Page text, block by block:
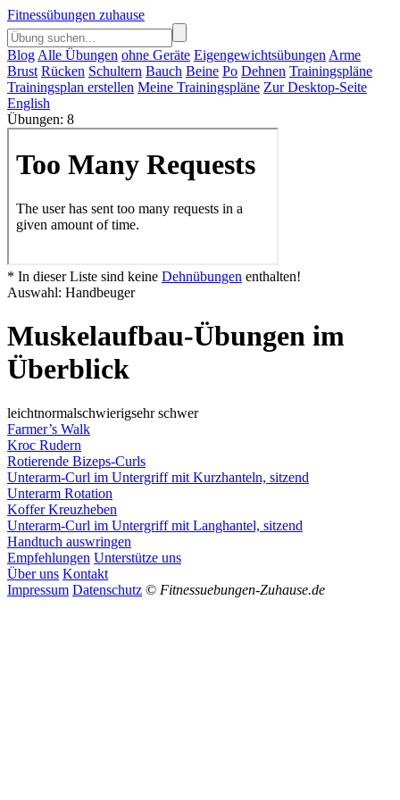
Fitnessübungen zuhause
Blog Alle Übungen ohne Geräte Eigengewichtsübungen Arme
Brust Rücken Schultern Bauch Beine Po Dehnen Trainingspläne
Trainingsplan erstellen Meine Trainingspläne Zur Desktop-Seite
English
Übungen: 8
* In dieser Liste sind keine Dehnübungen enthalten!
Auswahl: Handbeuger
Muskelaufbau-Übungen im
Überblick
leichtnormalschwierigsehr schwer
Farmer’s Walk
Kroc Rudern
Rotierende Bizeps-Curls
Unterarm-Curl im Untergriff mit Kurzhanteln, sitzend
Unterarm Rotation
Koffer Kreuzheben
Unterarm-Curl im Untergriff mit Langhantel, sitzend
Handtuch auswringen
Empfehlungen Unterstütze uns
Über uns Kontakt
Impressum Datenschutz © Fitnessuebungen-Zuhause.de